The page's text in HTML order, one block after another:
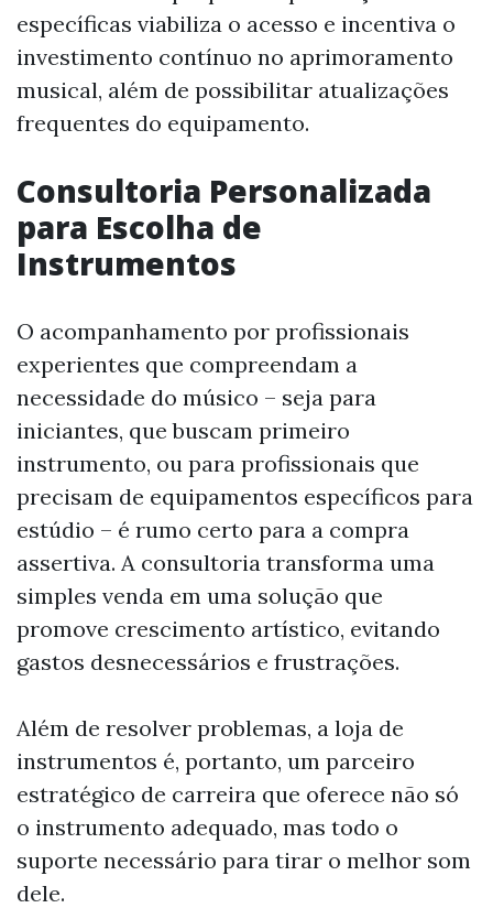
específicas viabiliza o acesso e incentiva o
investimento contínuo no aprimoramento
musical, além de possibilitar atualizações
frequentes do equipamento.
Consultoria Personalizada
para Escolha de
Instrumentos
O acompanhamento por profissionais
experientes que compreendam a
necessidade do músico – seja para
iniciantes, que buscam primeiro
instrumento, ou para profissionais que
precisam de equipamentos específicos para
estúdio – é rumo certo para a compra
assertiva. A consultoria transforma uma
simples venda em uma solução que
promove crescimento artístico, evitando
gastos desnecessários e frustrações.
Além de resolver problemas, a loja de
instrumentos é, portanto, um parceiro
estratégico de carreira que oferece não só
o instrumento adequado, mas todo o
suporte necessário para tirar o melhor som
dele.